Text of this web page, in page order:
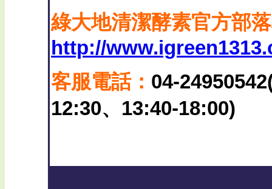
綠大地清潔酵素官方部
http://
客服電話： 04-
12:30、13:40-18:00)